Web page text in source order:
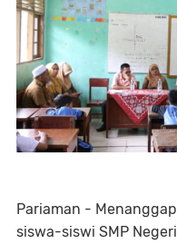
Pariaman -
siswa-siswi SMP